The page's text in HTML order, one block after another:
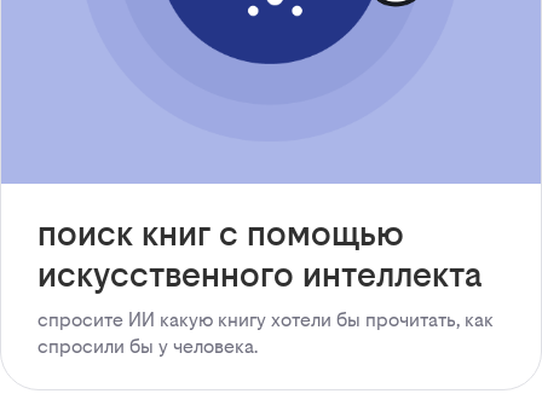
поиск книг с помощью
искусственного интеллекта
спросите ИИ какую книгу хотели бы прочитать, как
спросили бы у человека.